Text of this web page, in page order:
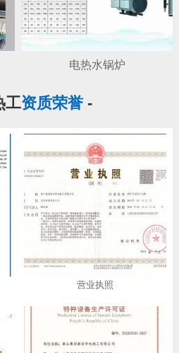
电热水锅炉
工资质荣誉 -
营业执照